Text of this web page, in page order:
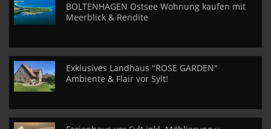
BOLTENHAGEN Ostsee Wohnung kaufen mit
Meerblick & Rendite
Exklusives Landhaus "ROSE GARDEN"
Ambiente & Flair vor Sylt!